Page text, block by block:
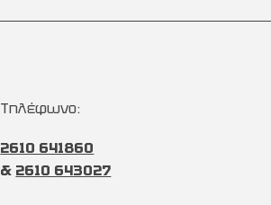
Τηλέφωνο:
2610 641860
& 2610 643027